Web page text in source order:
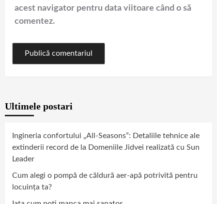
acest navigator pentru data viitoare când o să
comentez.
Ultimele postari
Ingineria confortului „All-Seasons”: Detaliile tehnice ale
extinderii record de la Domeniile Jidvei realizată cu Sun
Leader
Cum alegi o pompă de căldură aer-apă potrivită pentru
locuința ta?